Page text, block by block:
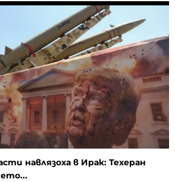
навлязоха в Ирак: Техеран